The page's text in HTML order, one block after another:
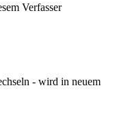
Verfasser
- wird in neuem